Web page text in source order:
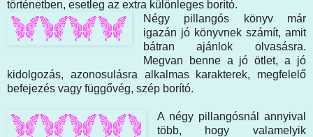
történetben, esetleg az extra különleges borító.
Négy pillangós könyv már
igazán jó könyvnek számít, amit
bátran ajánlok olvasásra.
Megvan benne a jó ötlet, a jó
kidolgozás, azonosulásra alkalmas karakterek, megfelelő
befejezés vagy függővég, szép borító.
A négy pillangósnál annyival
több, hogy valamelyik